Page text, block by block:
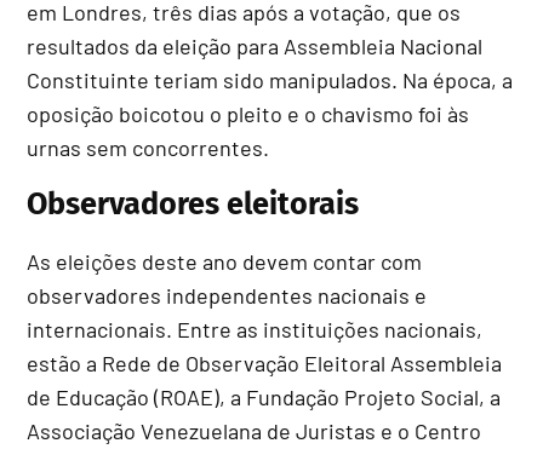
em Londres, três dias após a votação, que os
resultados da eleição para Assembleia Nacional
Constituinte teriam sido manipulados. Na época, a
oposição boicotou o pleito e o chavismo foi às
urnas sem concorrentes.
Observadores eleitorais
As eleições deste ano devem contar com
observadores independentes nacionais e
internacionais. Entre as instituições nacionais,
estão a Rede de Observação Eleitoral Assembleia
de Educação (ROAE), a Fundação Projeto Social, a
Associação Venezuelana de Juristas e o Centro